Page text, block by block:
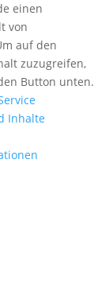
einen
von
auf den
zuzugreifen,
Button unten.
Inhalte